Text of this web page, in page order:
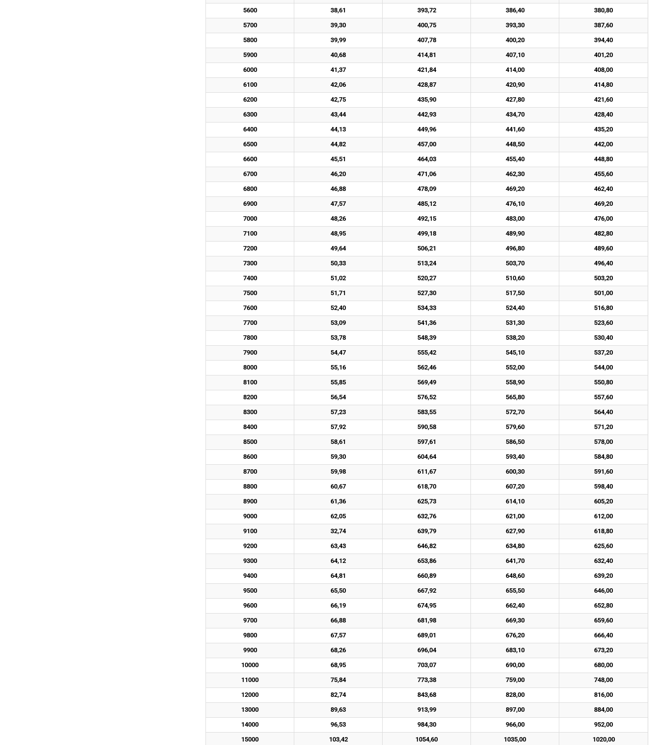
5600
38,61 393,72 386,40
380,80
5700
39,30 400,75 393,30
387,60
5800
39,99 407,78 400,20
394,40
5900
40,68 414,81 407,10
401,20
6000
41,37 421,84 414,00
408,00
6100
42,06 428,87 420,90
414,80
6200
42,75 435,90 427,80
421,60
6300
43,44 442,93 434,70
428,40
6400
44,13 449,96 441,60
435,20
6500
44,82 457,00 448,50
442,00
6600
45,51 464,03 455,40
448,80
6700
46,20 471,06 462,30
455,60
6800
46,88 478,09 469,20
462,40
6900
47,57 485,12 476,10
469,20
7000
48,26 492,15 483,00
476,00
7100
48,95 499,18 489,90
482,80
7200
49,64 506,21 496,80
489,60
7300
50,33 513,24 503,70
496,40
7400
51,02 520,27 510,60
503,20
7500
51,71 527,30 517,50
501,00
7600
52,40 534,33 524,40
516,80
7700
53,09 541,36 531,30
523,60
7800
53,78 548,39 538,20
530,40
7900
54,47 555,42 545,10
537,20
8000
55,16 562,46 552,00
544,00
8100
55,85 569,49 558,90
550,80
8200
56,54 576,52 565,80
557,60
8300
57,23 583,55 572,70
564,40
8400
57,92 590,58 579,60
571,20
8500
58,61 597,61 586,50
578,00
8600
59,30 604,64 593,40
584,80
8700
59,98 611,67 600,30
591,60
8800
60,67 618,70 607,20
598,40
8900
61,36 625,73 614,10
605,20
9000
62,05 632,76 621,00
612,00
9100
32,74 639,79 627,90
618,80
9200
63,43 646,82 634,80
625,60
9300
64,12 653,86 641,70
632,40
9400
64,81 660,89 648,60
639,20
9500
65,50 667,92 655,50
646,00
9600
66,19 674,95 662,40
652,80
9700
66,88 681,98 669,30
659,60
9800
67,57 689,01 676,20
666,40
9900
68,26 696,04 683,10
673,20
10000
68,95 703,07 690,00
680,00
11000
75,84 773,38 759,00
748,00
12000
82,74 843,68 828,00
816,00
13000
89,63 913,99 897,00
884,00
14000
96,53 984,30 966,00
952,00
15000
103,42 1054,60 1035,00 1020,00